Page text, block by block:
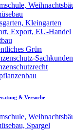
Kleingarten
Export, EU-Handel
Grün
& Versuche
Spargel